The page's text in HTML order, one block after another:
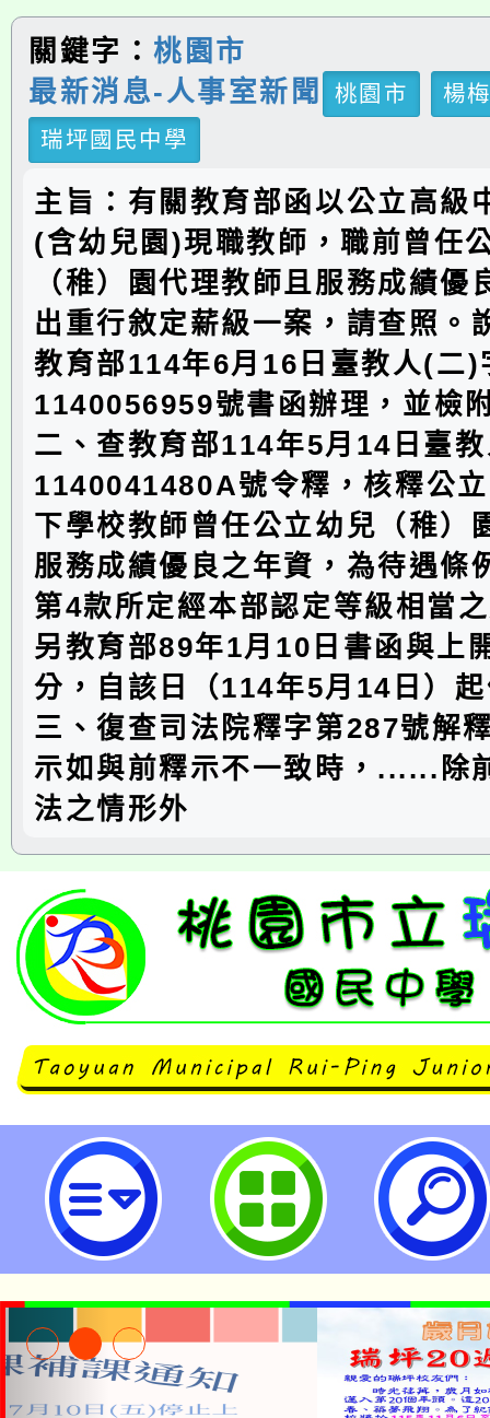
關鍵字：桃園市
最新消息-人事室新聞
桃園市
楊
瑞坪國民中學
主旨：有關教育部函以公立高級
(含幼兒園)現職教師，職前曾任
（稚）園代理教師且服務成績優
出重行敘定薪級一案，請查照。
教育部114年6月16日臺教人(二)
1140056959號書函辦理，並檢
二、查教育部114年5月14日臺
1140041480A號令釋，核釋公
下學校教師曾任公立幼兒（稚）
服務成績優良之年資，為待遇條
第4款所定經本部認定等級相當
另教育部89年1月10日書函與上
分，自該日（114年5月14日）
三、復查司法院釋字第287號解
示如與前釋示不一致時，......除
法之情形外
neilrpjhstyc網站設計者：徐嘉